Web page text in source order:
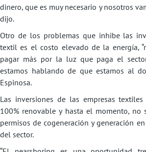
dinero, que es muy necesario y nosotros
dijo.
Otro de los problemas que inhibe las
textil es el costo elevado de la energía,
pagar más por la luz que paga el
estamos hablando de que estamos al
Espinosa.
Las inversiones de las empresas
100% renovable y hasta el momento, no
permisos de cogeneración y generación
del sector.